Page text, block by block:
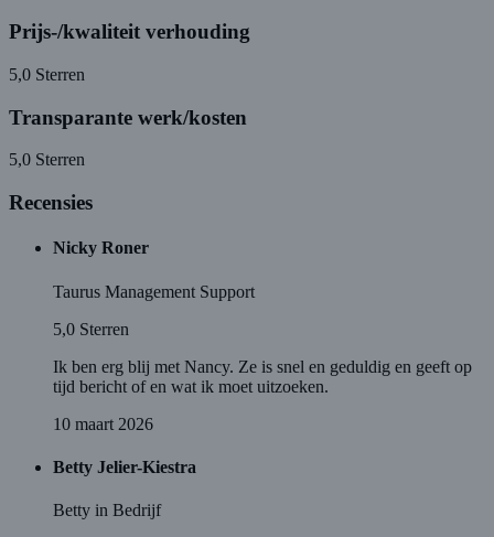
Prijs-/kwaliteit verhouding
5,0 Sterren
Transparante werk/kosten
5,0 Sterren
Recensies
Nicky Roner
Taurus Management Support
5,0 Sterren
Ik ben erg blij met Nancy. Ze is snel en geduldig en geeft op
tijd bericht of en wat ik moet uitzoeken.
10 maart 2026
Betty Jelier-Kiestra
Betty in Bedrijf